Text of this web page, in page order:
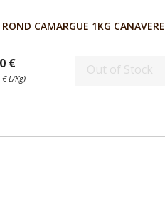
Aperçu
CAMARGUE 1KG CANAVERE
€
L/Kg)
Out of Stock